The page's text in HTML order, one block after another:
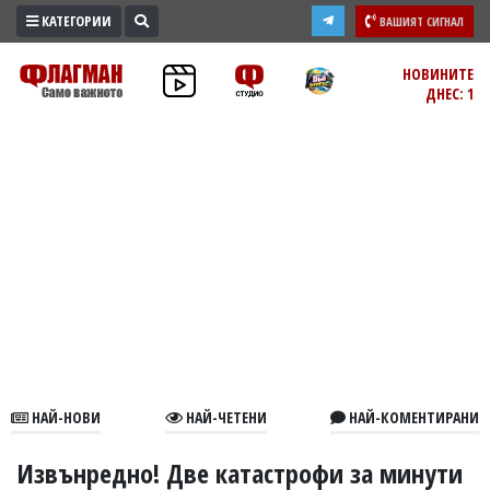
ПРОМО
ЗОНА
В
КАТЕГОРИИ ВАШИЯТ СИГНАЛ
НОВИНИТЕ
ДНЕС: 1
НАЙ-НОВИ НАЙ-ЧЕТЕНИ НАЙ-КОМЕНТИРАНИ
Извънредно! Две катастрофи за минути